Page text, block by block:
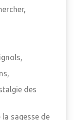
des
sagesse de